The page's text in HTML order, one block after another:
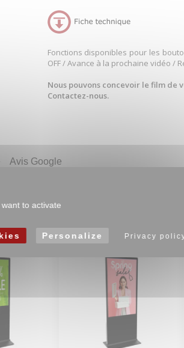
Fonctions disponibles pour les
OFF / Avance à la prochaine vidéo /
Nous pouvons concevoir le film de
Contactez-nous.
Avis Google
to activate
Personalize Privacy